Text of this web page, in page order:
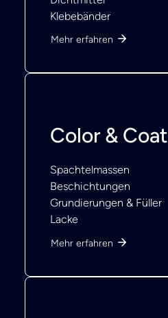
Klebebänder
Mehr erfahren
Color & Coat
Spachtelmassen
Beschichtungen
Grundierungen & Füller
Lacke
Mehr erfahren